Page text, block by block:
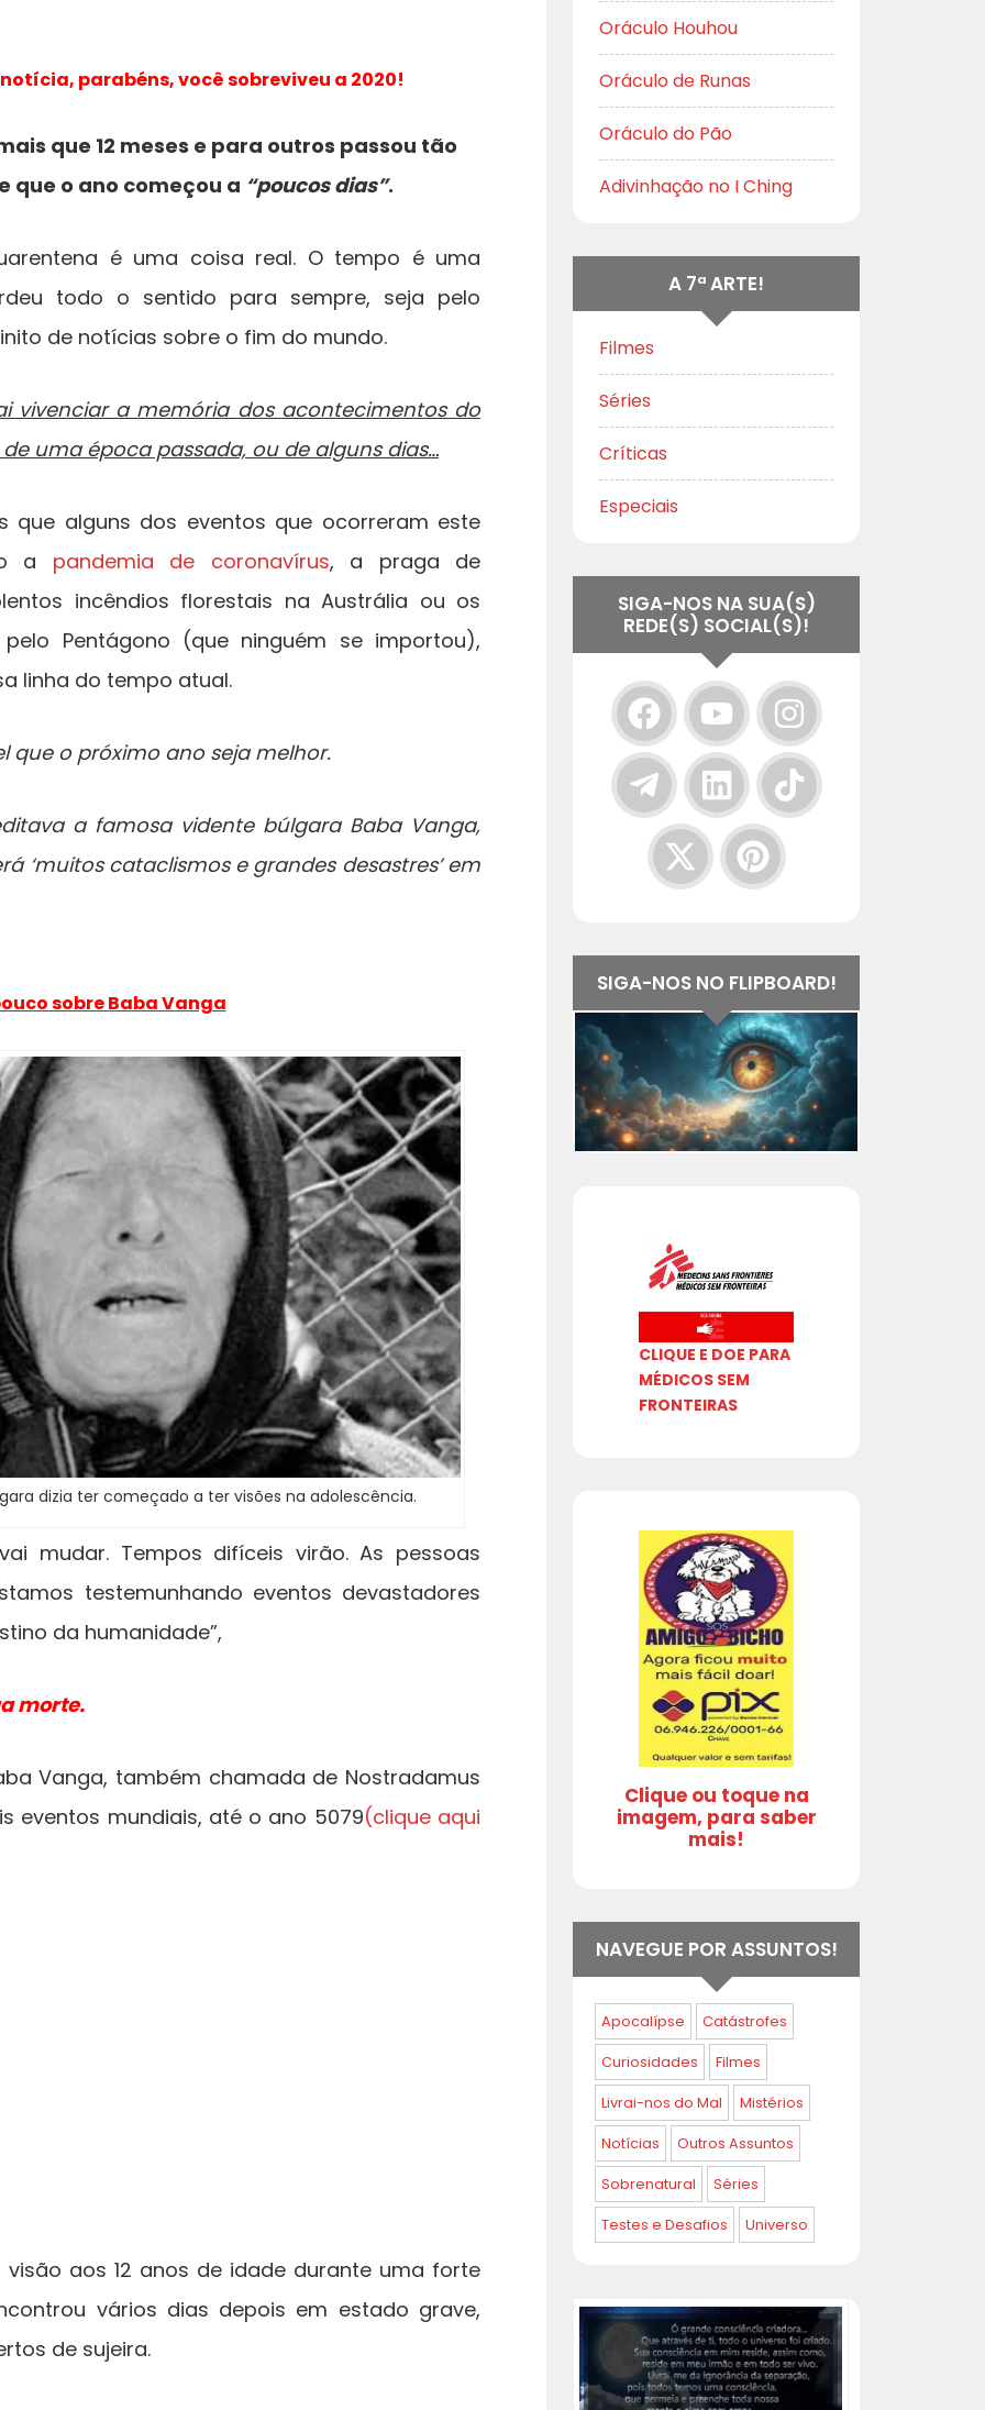
parabéns, você sobreviveu a 2020!
que 12 meses e para outros passou tão
que o ano começou a “poucos dias”.
é uma coisa real. O tempo é uma
todo o sentido para sempre, seja pelo
de notícias sobre o fim do mundo.
vivenciar a memória dos acontecimentos do
uma época passada, ou de alguns dias…
que alguns dos eventos que ocorreram este
a pandemia de coronavírus, a praga de
incêndios florestais na Austrália ou os
Pentágono (que ninguém se importou),
linha do tempo atual.
que o próximo ano seja melhor.
a famosa vidente búlgara Baba Vanga,
‘muitos cataclismos e grandes desastres’ em
sobre Baba Vanga
dizia ter começado a ter visões na adolescência.
mudar. Tempos difíceis virão. As pessoas
testemunhando eventos devastadores
da humanidade”,
morte.
Vanga, também chamada de Nostradamus
eventos mundiais, até o ano 5079(clique aqui
aos 12 anos de idade durante uma forte
vários dias depois em estado grave,
de sujeira.
Oráculo Houhou
Oráculo de Runas
Oráculo do Pão
Adivinhação no I Ching
A 7ª ARTE!
Filmes
Séries
Críticas
Especiais
SIGA-NOS NA SUA(S)
REDE(S) SOCIAL(S)!
SIGA-NOS NO FLIPBOARD!
CLIQUE E DOE PARA
MÉDICOS SEM
FRONTEIRAS
Clique ou toque na
imagem, para saber
mais!
NAVEGUE POR ASSUNTOS!
Apocalípse Catástrofes
Curiosidades Filmes
Livrai-nos do Mal Mistérios
Notícias Outros Assuntos
Sobrenatural Séries
Testes e Desafios Universo